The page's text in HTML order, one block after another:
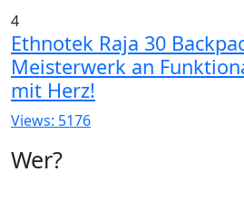
4
Ethnotek Raja 30
Meisterwerk an
mit Herz!
Views: 5176
Wer?